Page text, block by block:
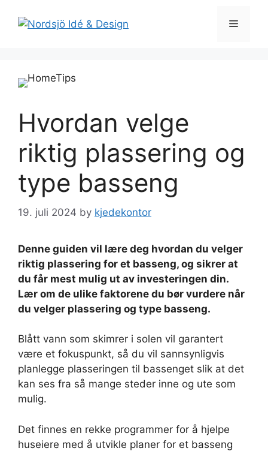
Menu
Hvordan velge
riktig plassering og
type basseng
19. juli 2024 by kjedekontor
Denne guiden vil lære deg hvordan du velger
riktig plassering for et basseng, og sikrer at
du får mest mulig ut av investeringen din.
Lær om de ulike faktorene du bør vurdere når
du velger plassering og type basseng.
Blått vann som skimrer i solen vil garantert
være et fokuspunkt, så du vil sannsynligvis
planlegge plasseringen til bassenget slik at det
kan ses fra så mange steder inne og ute som
mulig.
Det finnes en rekke programmer for å hjelpe
huseiere med å utvikle planer for et basseng